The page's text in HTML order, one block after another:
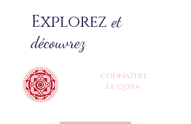
Explorezet
découvrez
connaître
Le Qoya